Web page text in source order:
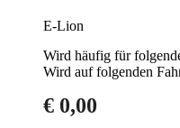
E-Lion
Wird häufig für
Wird auf folgenden
€ 0,00